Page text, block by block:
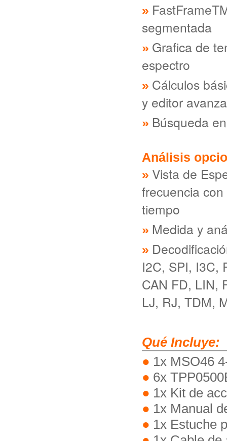
segmentada
Grafica de
espectro
Cálculos
y editor
Búsqueda
Análisis
Vista de
frecuencia
tiempo
Medida y
I2C, SPI, I3C,
CAN FD, LIN,
LJ, RJ, TDM,
Qué Incluye:
1x MSO46
6x
1x Kit de
1x Manual
1x Estuche